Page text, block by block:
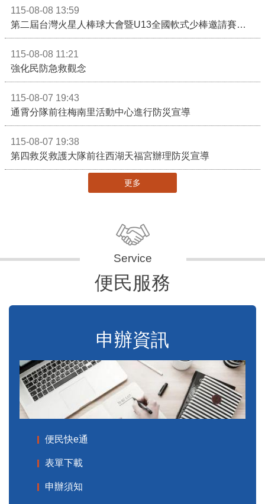
115-08-08 13:59
第二屆台灣火星人棒球大會暨U13全國軟式少棒邀請賽在苗栗舉辦
115-08-08 11:21
強化民防急救觀念
115-08-07 19:43
通霄分隊前往梅南里活動中心進行防災宣導
115-08-07 19:38
第四救災救護大隊前往西湖天福宮辦理防災宣導
更多
便民服務
申辦資訊
便民快e通
表單下載
申辦須知